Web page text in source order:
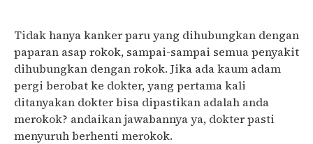
Tidak hanya kanker paru yang dihubungkan dengan
paparan asap rokok, sampai-sampai semua penyakit
dihubungkan dengan rokok. Jika ada kaum adam
pergi berobat ke dokter, yang pertama kali
ditanyakan dokter bisa dipastikan adalah anda
merokok? andaikan jawabannya ya, dokter pasti
menyuruh berhenti merokok.